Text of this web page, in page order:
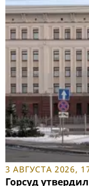
3 АВГУСТА 2026,
Горсуд